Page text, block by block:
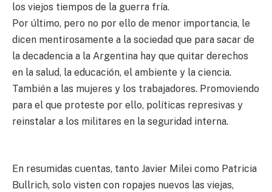
los viejos tiempos de la guerra fría.
Por último, pero no por ello de menor importancia, le
dicen mentirosamente a la sociedad que para sacar de
la decadencia a la Argentina hay que quitar derechos
en la salud, la educación, el ambiente y la ciencia.
También a las mujeres y los trabajadores. Promoviendo
para el que proteste por ello, políticas represivas y
reinstalar a los militares en la seguridad interna.
En resumidas cuentas, tanto Javier Milei como Patricia
Bullrich, solo visten con ropajes nuevos las viejas,